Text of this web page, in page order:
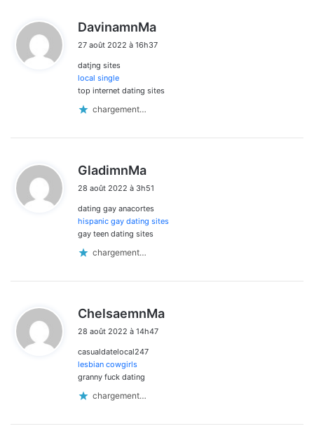
DavinamnMa
27 août 2022 à 16h37
datjng sites
local single
top internet dating sites
chargement…
GladimnMa
t
:
28 août 2022 à 3h51
dating gay anacortes
hispanic gay dating sites
gay teen dating sites
chargement…
ChelsaemnMa
28 août 2022 à 14h47
casualdatelocal247
lesbian cowgirls
granny fuck dating
chargement…